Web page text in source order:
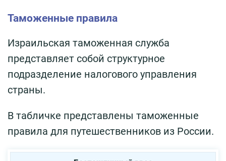
Таможенные правила
Израильская таможенная служба
представляет собой структурное
подразделение налогового управления
страны.
В табличке представлены таможенные
правила для путешественников из России.